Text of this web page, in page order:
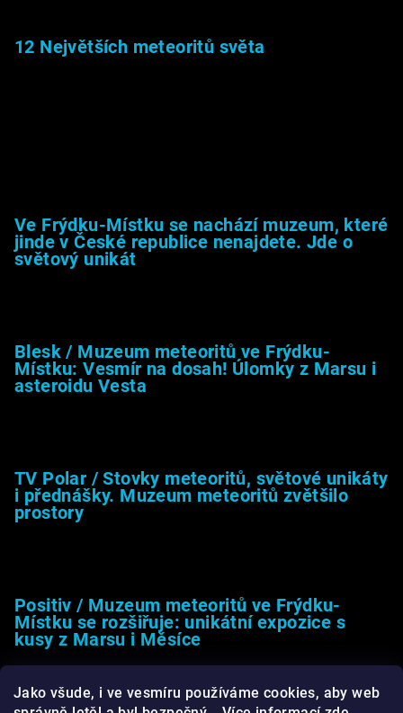
Jako všude, i ve vesmíru používáme cookies, aby web
12 Největších meteoritů světa
Ve Frýdku-Místku se nachází muzeum, které
jinde v České republice nenajdete. Jde o
světový unikát
Blesk / Muzeum meteoritů ve Frýdku-
Místku: Vesmír na dosah! Úlomky z Marsu i
asteroidu Vesta
TV Polar / Stovky meteoritů, světové unikáty
i přednášky. Muzeum meteoritů zvětšilo
prostory
Positiv / Muzeum meteoritů ve Frýdku-
Místku se rozšiřuje: unikátní expozice s
kusy z Marsu i Měsíce